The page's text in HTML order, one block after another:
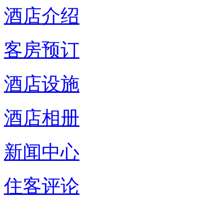
酒店介绍
客房预订
酒店设施
酒店相册
新闻中心
住客评论